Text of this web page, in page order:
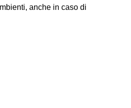
anche in caso di